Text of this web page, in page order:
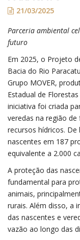
21/03/2025
Parceria ambiental
futuro
Em 2025, o Projeto
Bacia do Rio
Grupo MOVER,
Estadual de
iniciativa foi criada
veredas na região
recursos hídricos.
nascentes em 187
equivalente a 2.000
A proteção das
fundamental para
animais,
rurais. Além disso, a
das nascentes e
vazão ao longo das